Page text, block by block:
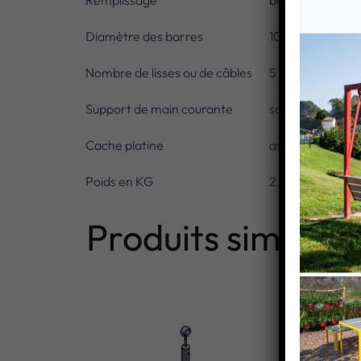
Diamètre des barres 10 mm
Nombre de lisses ou de câbles 5
Support de main courante sans
Cache platine avec
Poids en KG 2.17
Produits